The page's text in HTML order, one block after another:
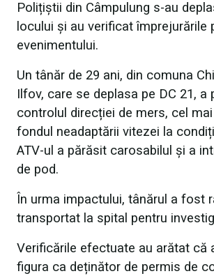
Polițiștii din Câmpulung s-au
locului și au verificat împrejurările
evenimentului.
Un tânăr de 29 ani, din comuna
Ilfov, care se deplasa pe DC 21, a
controlul direcției de mers, cel
fondul neadaptării vitezei la
ATV-ul a părăsit carosabilul și a
de pod.
În urma impactului, tânărul a fost
transportat la spital pentru
Verificările efectuate au arătat că
figura ca deținător de permis de